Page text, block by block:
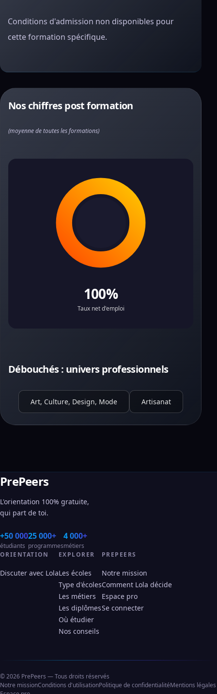
Conditions d'admission non disponibles pour
cette formation spécifique.
Nos chiffres post formation
(moyenne de toutes les formations)
100%
Taux net d'emploi
Débouchés : univers professionnels
Art, Culture, Design, Mode Artisanat
PrePeers
L'orientation 100% gratuite,
qui part de toi.
+50 000
étudiants
25 000+
programmes
4 000+
métiers
ORIENTATION
Discuter avec Lola
EXPLORER
Les écoles
Type d'écoles
Les métiers
Les diplômes
Où étudier
Nos conseils
PREPEERS
Notre mission
Comment Lola décide
Espace pro
Se connecter
© 2026 PrePeers — Tous droits réservés
Notre missionConditions d'utilisationPolitique de confidentialitéMentions légales